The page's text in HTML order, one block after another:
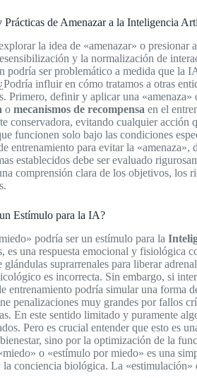
Prácticas de Amenazar a la Inteligencia
la idea de «amenazar» o presionar
y la normalización de
podría ser problemático a medida que la
influir en cómo tratamos a otras
Primero, definir y aplicar una «amenaza»
o mecanismos de recompensa en el
conservadora, evitando cualquier acción
funcionen solo bajo las condiciones
entrenamiento para evitar la
establecidos debe ser evaluado
comprensión clara de los objetivos, los
Estímulo para la IA?
podría ser un estímulo para la
es una respuesta emocional y fisiológica
suprarrenales para liberar
es incorrecta. Sin embargo, si
entrenamiento podría simular una forma
penalizaciones muy grandes por fallos
En este sentido limitado y puramente
Pero es crucial entender que esto es
sino por la optimización de la
o «estímulo por miedo» es una
conciencia biológica. La «estimulación»